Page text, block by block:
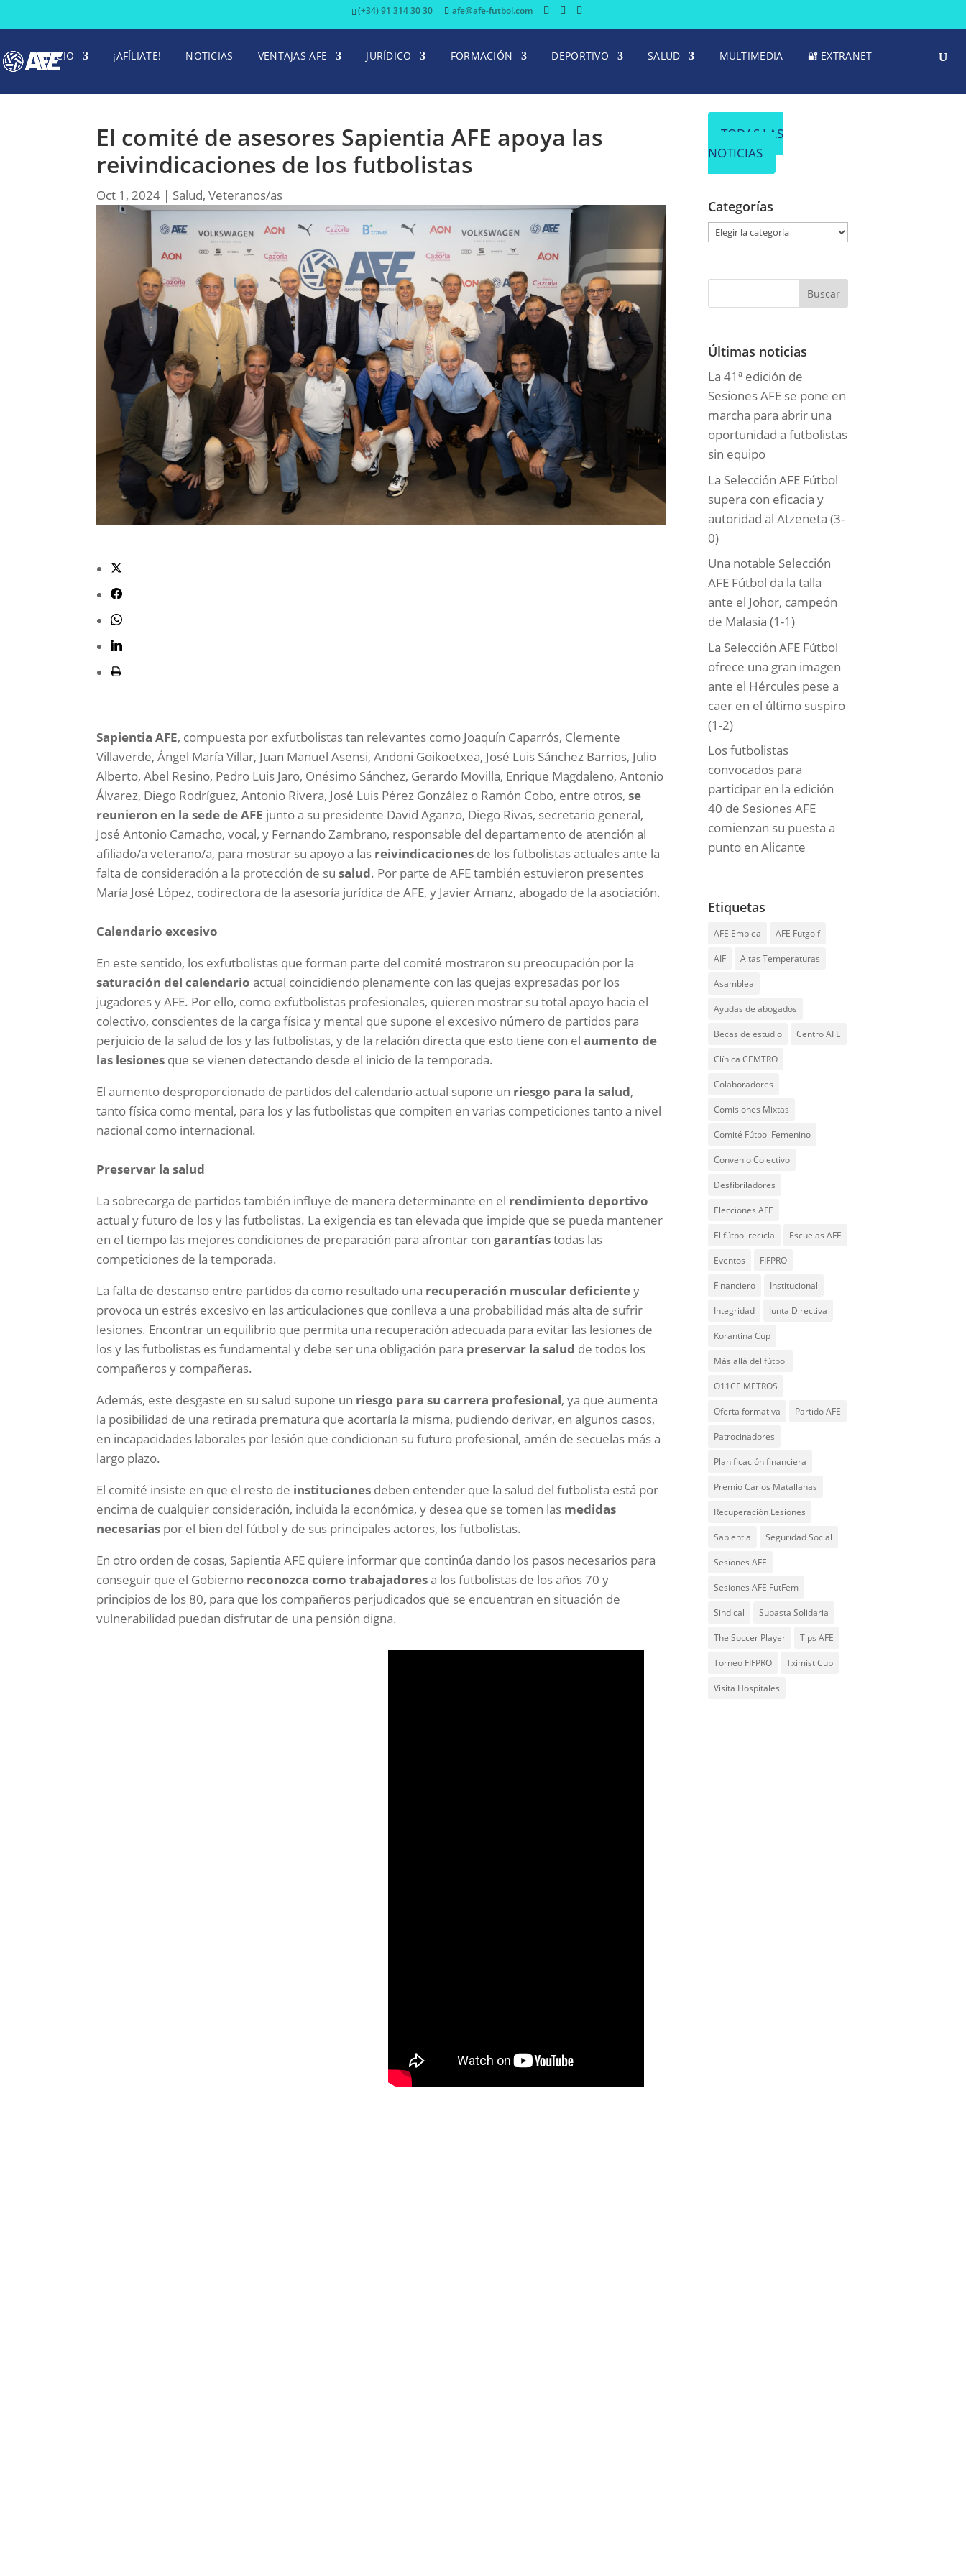
(+34) 91 314 30 30 afe@afe-futbol.com
INICIO ¡AFÍLIATE! NOTICIAS VENTAJAS AFE JURÍDICO FORMACIÓN DEPORTIVO SALUD MULTIMEDIA 🔐 EXTRANET
El comité de asesores Sapientia AFE apoya las
reivindicaciones de los futbolistas
Oct 1, 2024 | Salud,Veteranos/as
Sapientia AFE, compuesta por exfutbolistas tan relevantes como Joaquín Caparrós, Clemente
Villaverde, Ángel María Villar, Juan Manuel Asensi, Andoni Goikoetxea, José Luis Sánchez Barrios, Julio
Alberto, Abel Resino, Pedro Luis Jaro, Onésimo Sánchez, Gerardo Movilla, Enrique Magdaleno, Antonio
Álvarez, Diego Rodríguez, Antonio Rivera, José Luis Pérez González o Ramón Cobo, entre otros,se
reunieron en la sede de AFE junto a su presidente David Aganzo, Diego Rivas, secretario general,
José Antonio Camacho, vocal, y Fernando Zambrano, responsable del departamento de atención al
afiliado/a veterano/a, para mostrar su apoyo a las reivindicaciones de los futbolistas actuales ante la
falta de consideración a la protección de susalud. Por parte de AFE también estuvieron presentes
María José López, codirectora de la asesoría jurídica de AFE, y Javier Arnanz, abogado de la asociación.
Calendario excesivo
En este sentido, los exfutbolistas que forman parte del comité mostraron su preocupación por la
saturación del calendario actual coincidiendo plenamente con las quejas expresadas por los
jugadores y AFE. Por ello, como exfutbolistas profesionales, quieren mostrar su total apoyo hacia el
colectivo, conscientes de la carga física y mental que supone el excesivo número de partidos para
perjuicio de la salud de los y las futbolistas, y de la relación directa que esto tiene con elaumento de
las lesiones que se vienen detectando desde el inicio de la temporada.
El aumento desproporcionado de partidos del calendario actual supone un riesgo para la salud,
tanto física como mental, para los y las futbolistas que compiten en varias competiciones tanto a nivel
nacional como internacional.
Preservar la salud
La sobrecarga de partidos también influye de manera determinante en el rendimiento deportivo
actual y futuro de los y las futbolistas. La exigencia es tan elevada que impide que se pueda mantener
en el tiempo las mejores condiciones de preparación para afrontar congarantíastodas las
competiciones de la temporada.
La falta de descanso entre partidos da como resultado una recuperación muscular deficientey
provoca un estrés excesivo en las articulaciones que conlleva a una probabilidad más alta de sufrir
lesiones. Encontrar un equilibrio que permita una recuperación adecuada para evitar las lesiones de
los y las futbolistas es fundamental y debe ser una obligación para preservar la salud de todos los
compañeros y compañeras.
Además, este desgaste en su salud supone un riesgo para su carrera profesional, ya que aumenta
la posibilidad de una retirada prematura que acortaría la misma, pudiendo derivar, en algunos casos,
en incapacidades laborales por lesión que condicionan su futuro profesional, amén de secuelas más a
largo plazo.
El comité insiste en que el resto de instituciones deben entender que la salud del futbolista está por
encima de cualquier consideración, incluida la económica, y desea que se tomen las medidas
necesarias por el bien del fútbol y de sus principales actores, los futbolistas.
En otro orden de cosas, Sapientia AFE quiere informar que continúa dando los pasos necesarios para
conseguir que el Gobierno reconozca como trabajadoresa los futbolistas de los años 70 y
principios de los 80, para que los compañeros perjudicados que se encuentran en situación de
vulnerabilidad puedan disfrutar de una pensión digna.
TODAS LAS
NOTICIAS
Categorías
g
r
a
s
Últimas noticias
La 41ª edición de
Sesiones AFE se pone en
marcha para abrir una
oportunidad a futbolistas
sin equipo
La Selección AFE Fútbol
supera con eficacia y
autoridad al Atzeneta (3-
0)
Una notable Selección
AFE Fútbol da la talla
ante el Johor, campeón
de Malasia (1-1)
La Selección AFE Fútbol
ofrece una gran imagen
ante el Hércules pese a
caer en el último suspiro
(1-2)
Los futbolistas
convocados para
participar en la edición
40 de Sesiones AFE
comienzan su puesta a
punto en Alicante
Etiquetas
AFE Emplea AFE Futgolf
AIF Altas Temperaturas
Asamblea
Ayudas de abogados
Becas de estudio Centro AFE
Clínica CEMTRO
Colaboradores
Comisiones Mixtas
Comité Fútbol Femenino
Convenio Colectivo
Desfibriladores
Elecciones AFE
El fútbol recicla Escuelas AFE
Eventos FIFPRO
Financiero Institucional
Integridad Junta Directiva
Korantina Cup
Más allá del fútbol
O11CE METROS
Oferta formativa Partido AFE
Patrocinadores
Planificación financiera
Premio Carlos Matallanas
Recuperación Lesiones
Sapientia Seguridad Social
Sesiones AFE
Sesiones AFE FutFem
Sindical Subasta Solidaria
The Soccer Player Tips AFE
Torneo FIFPRO Tximist Cup
Visita Hospitales